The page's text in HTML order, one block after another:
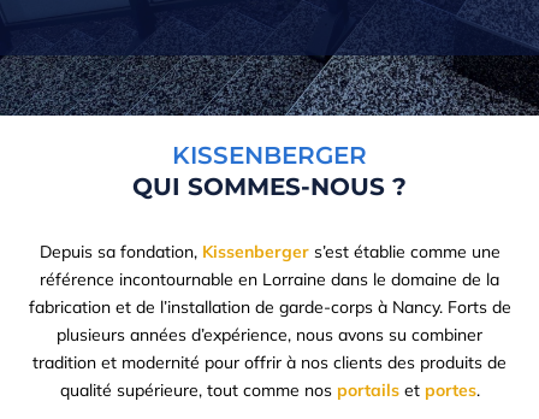
KISSENBERGER
QUI SOMMES-NOUS ?
Depuis sa fondation, Kissenberger s’est établie comme une
référence incontournable en Lorraine dans le domaine de la
fabrication et de l’installation de garde-corps à Nancy. Forts de
plusieurs années d’expérience, nous avons su combiner
tradition et modernité pour offrir à nos clients des produits de
qualité supérieure, tout comme nos portailset portes.